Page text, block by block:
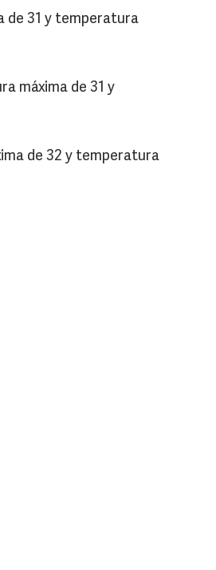
de 31 y temperatura
máxima de 31 y
de 32 y temperatura